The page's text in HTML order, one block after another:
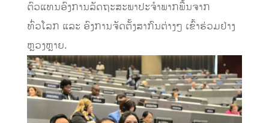
ຕົວແທນອົງການລັດຖະສະພາປະຈຳພາກພື້ນຈາກ
ທົ່ວໂລກ ແລະ ອົງການຈັດຕັ້ງສາກົນຕ່າງໆ ເຂົ້າຮ່ວມຢ່າງ
ຫຼວງຫຼາຍ.